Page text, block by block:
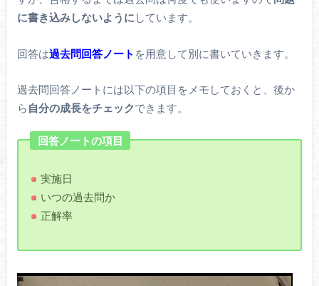
に書き込みしないように しています。
回答は過去問回答ノート を用意して別に書いていきます。
過去問回答ノートには以下の項目をメモしておくと、後か
ら 自分の成長をチェックできます。
回答ノートの項目
実施日
いつの過去問か
正解率